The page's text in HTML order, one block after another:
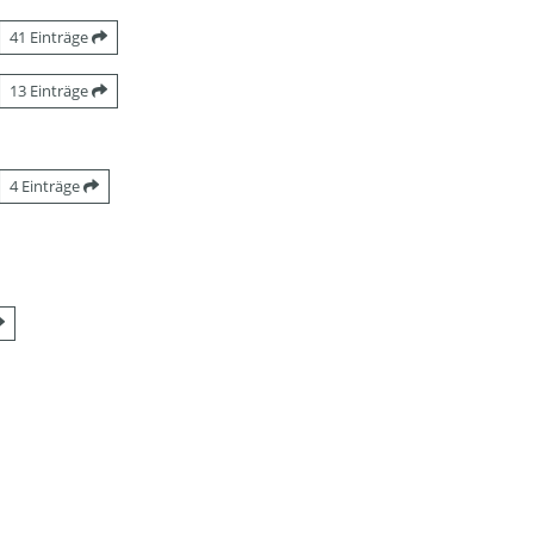
41 Einträge
13 Einträge
4 Einträge